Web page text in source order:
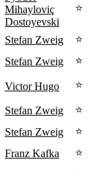
Mihayloviç
Dostoyevski
⭐
Stefan Zweig
⭐
Stefan Zweig ⭐
Victor Hugo ⭐
Stefan Zweig
⭐
Stefan Zweig
⭐
Franz Kafka
⭐